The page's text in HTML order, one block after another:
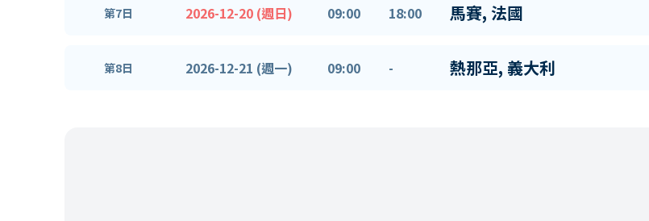
第7日 2026-12-20 (週日) 09:00 18:00 馬賽, 法國
第8日 2026-12-21 (週一) 09:00 - 熱那亞, 義大利